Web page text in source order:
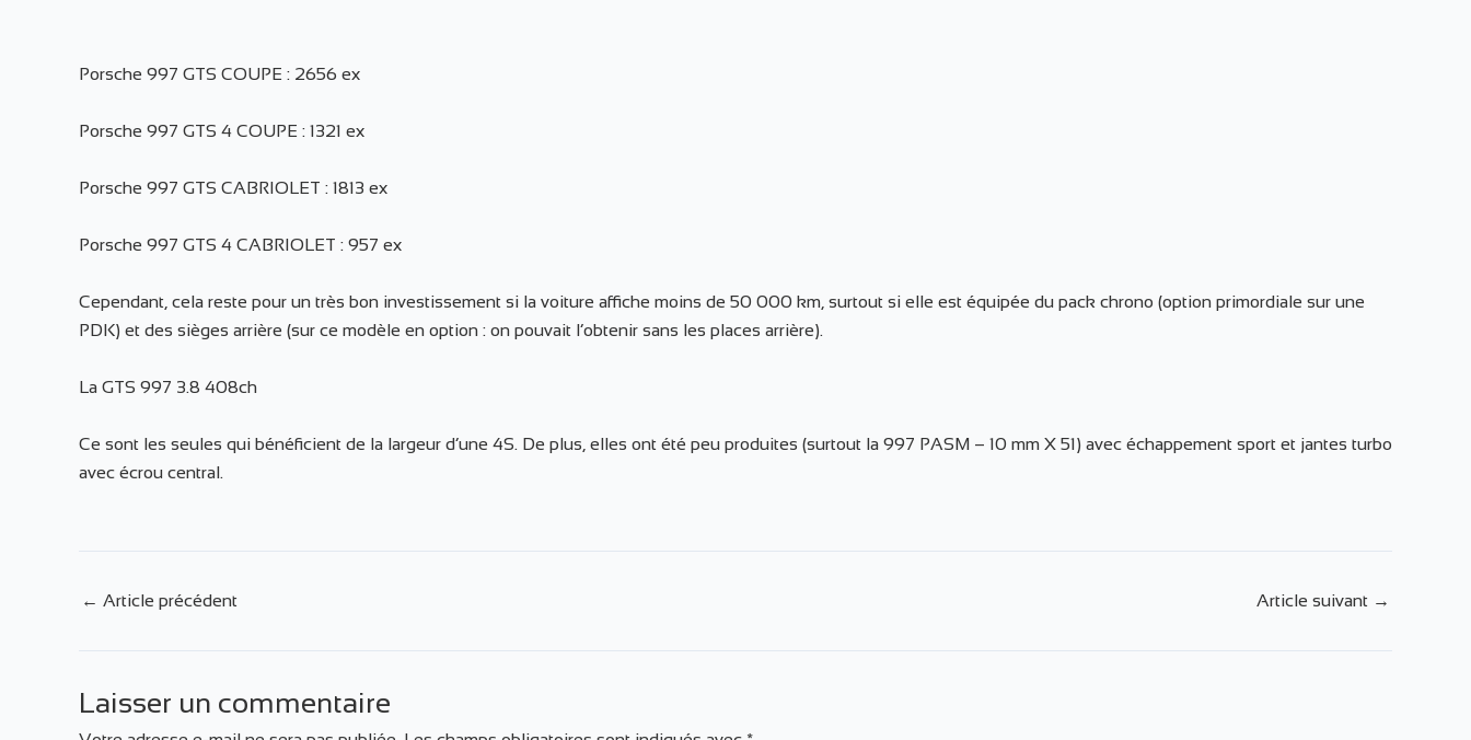
Porsche 997 GTS COUPE : 2656 ex
Porsche 997 GTS 4 COUPE : 1321 ex
Porsche 997 GTS CABRIOLET : 1813 ex
Porsche 997 GTS 4 CABRIOLET : 957 ex
Cependant, cela reste pour un très bon investissement si la voiture affiche moins de 50 000 km, surtout si elle est équipée du pack chrono (option primordiale sur une
PDK) et des sièges arrière (sur ce modèle en option : on pouvait l’obtenir sans les places arrière).
La GTS 997 3.8 408ch
Ce sont les seules qui bénéficient de la largeur d’une 4S. De plus, elles ont été peu produites (surtout la 997 PASM – 10 mm X 51) avec échappement sport et jantes turbo
avec écrou central.
Navigation
← Article précédent Article suivant →
Laisser un commentaire